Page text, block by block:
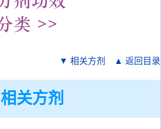
▼ 相关方剂 ▲ 返回目录
相关方剂